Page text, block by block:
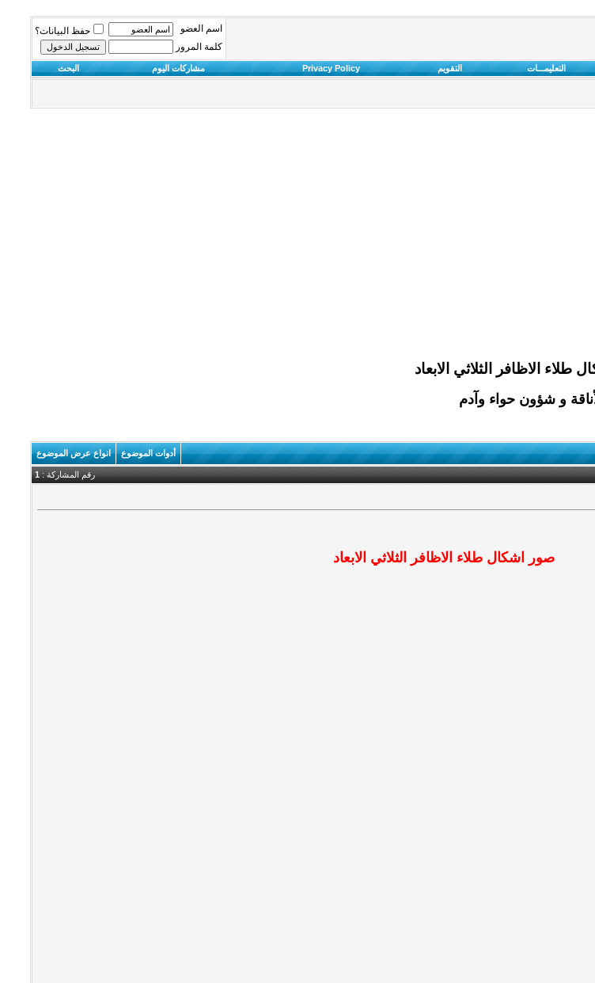
اسم العضو
حفظ البيانات؟
كلمة المرور
التعليمـــات التقويم Privacy Policy مشاركات اليوم البحث
طلاء الاظافر الثلاثي الابعاد
و شؤون حواء وآدم
أدوات الموضوع انواع عرض الموضوع
رقم المشاركة :1
صور اشكال طلاء الاظافر الثلاثي الابعاد